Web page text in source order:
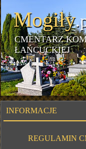
Mogiły
CMENTARZ
ŁAŃCUCKIEJ
INFORMACJE
REGULAMIN